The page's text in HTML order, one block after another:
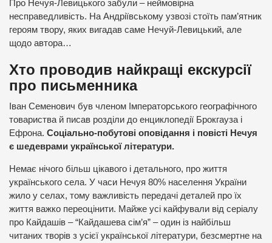
Про Нечуя-Левицького забули – неймовірна
несправедливість. На Андріївському узвозі стоїть пам’ятник
героям твору, яких вигадав саме Нечуй-Левицький, але
щодо автора…
Хто проводив найкращі екскурсії
про письменника
Іван Семенович був членом Імператорського географічного
товариства й писав розділи до енциклопедії Брокгауза і
Ефрона. Соціально-побутові оповідання і повісті Нечуя
є шедеврами української літератури.
Немає нічого більш цікавого і детального, про життя
українського села. У часи Нечуя 80% населення України
жило у селах, тому важливість передачі деталей про їх
життя важко переоцінити. Майже усі кайфували від серіалу
про Кайдашів – “Кайдашева сім’я” – один із найбільш
читаних творів з усієї української літератури, безсмертне на